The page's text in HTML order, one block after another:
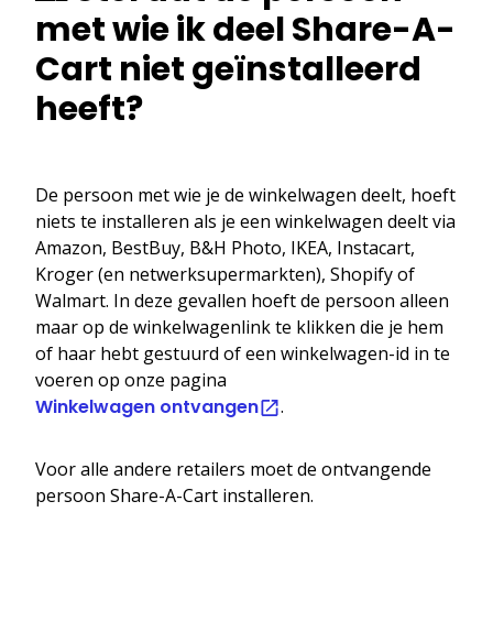
met wie ik deel Share-A-
Cart niet geïnstalleerd
heeft?
De persoon met wie je de winkelwagen deelt, hoeft
niets te installeren als je een winkelwagen deelt via
Amazon, BestBuy, B&H Photo, IKEA, Instacart,
Kroger (en netwerksupermarkten), Shopify of
Walmart. In deze gevallen hoeft de persoon alleen
maar op de winkelwagenlink te klikken die je hem
of haar hebt gestuurd of een winkelwagen-id in te
voeren op onze pagina
Winkelwagen ontvangen .
Voor alle andere retailers moet de ontvangende
persoon Share-A-Cart installeren.